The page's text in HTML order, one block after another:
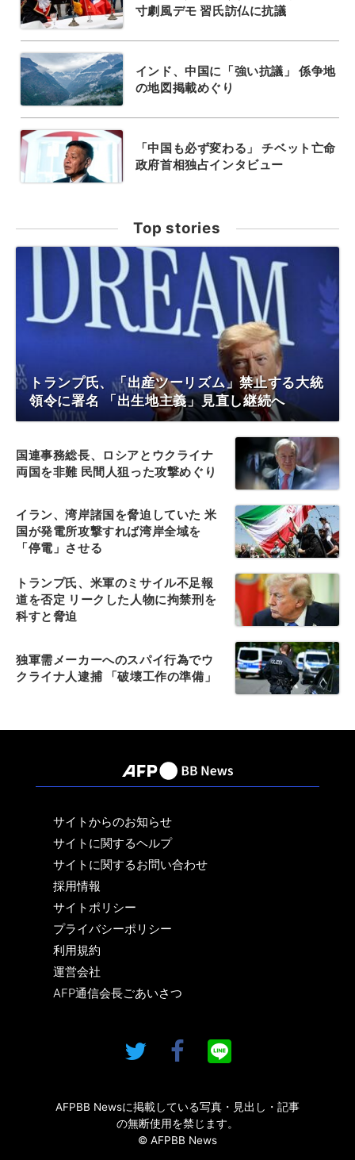
寸劇風デモ 習氏訪仏に抗議
インド、中国に「強い抗議」 係争地
の地図掲載めぐり
「中国も必ず変わる」 チベット亡命
政府首相独占インタビュー
Top stories
トランプ氏、「出産ツーリズム」禁止する大統
領令に署名 「出生地主義」見直し継続へ
国連事務総長、ロシアとウクライナ
両国を非難 民間人狙った攻撃めぐり
イラン、湾岸諸国を脅迫していた 米
国が発電所攻撃すれば湾岸全域を
「停電」させる
トランプ氏、米軍のミサイル不足報
道を否定 リークした人物に拘禁刑を
科すと脅迫
独軍需メーカーへのスパイ行為でウ
クライナ人逮捕 「破壊工作の準備」
サイトからのお知らせ
サイトに関するヘルプ
サイトに関するお問い合わせ
採用情報
サイトポリシー
プライバシーポリシー
利用規約
運営会社
AFP通信会長ごあいさつ
AFPBB Newsに掲載している写真・見出し・記事
の無断使用を禁じます。
© AFPBB News